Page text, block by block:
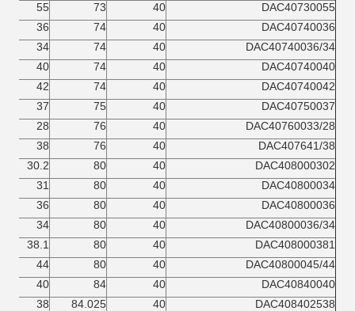
DAC40730055
40
73
55
DAC40740036
40
74
36
DAC40740036/34
40
74
34
DAC40740040
40
74
40
DAC40740042
40
74
42
DAC40750037
40
75
37
DAC40760033/28
40
76
28
DAC407641/38
40
76
38
DAC408000302
40
80
30.2
DAC40800034
40
80
31
DAC40800036
40
80
36
DAC40800036/34
40
80
34
DAC408000381
40
80
38.1
DAC40800045/44
40
80
44
DAC40840040
40
84
40
DAC408402538
40
84.025
38